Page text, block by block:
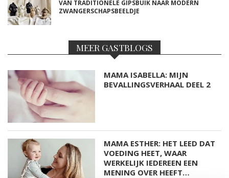
VAN TRADITIONELE GIPSBUIK NAAR MODERN
ZWANGERSCHAPSBEELDJE
MEER GASTBLOGS
MAMA ISABELLA: MIJN
BEVALLINGSVERHAAL DEEL 2
MAMA ESTHER: HET LEED DAT
VOEDING HEET, WAAR
WERKELIJK IEDEREEN EEN
MENING OVER HEEFT…